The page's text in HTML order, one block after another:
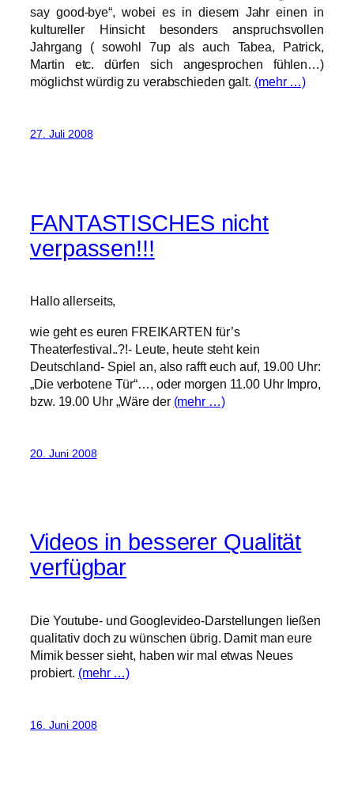
say good-bye“, wobei es in diesem Jahr einen in
kultureller Hinsicht besonders anspruchsvollen
Jahrgang ( sowohl 7up als auch Tabea, Patrick,
Martin etc. dürfen sich angesprochen fühlen…)
möglichst würdig zu verabschieden galt. (mehr …)
27. Juli 2008
FANTASTISCHES nicht
verpassen!!!
Hallo allerseits,
wie geht es euren FREIKARTEN für’s
Theaterfestival..?!- Leute, heute steht kein
Deutschland- Spiel an, also rafft euch auf, 19.00 Uhr:
„Die verbotene Tür“…, oder morgen 11.00 Uhr Impro,
bzw. 19.00 Uhr „Wäre der (mehr …)
20. Juni 2008
Videos in besserer Qualität
verfügbar
Die Youtube- und Googlevideo-Darstellungen ließen
qualitativ doch zu wünschen übrig. Damit man eure
Mimik besser sieht, haben wir mal etwas Neues
probiert. (mehr …)
16. Juni 2008